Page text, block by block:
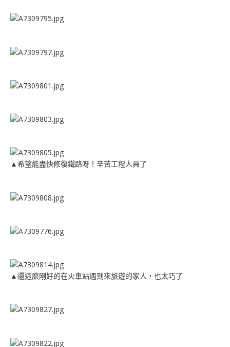
▲希望能盡快修復鐵路呀！辛苦工程人員了
▲還這麼剛好的在火車站遇到來旅遊的家人，也太巧了